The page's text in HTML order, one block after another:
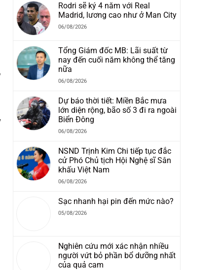
Rodri sẽ ký 4 năm với Real
Madrid, lương cao như ở Man City
06/08/2026
Tổng Giám đốc MB: Lãi suất từ
nay đến cuối năm không thể tăng
nữa
06/08/2026
Dự báo thời tiết: Miền Bắc mưa
lớn diện rộng, bão số 3 đi ra ngoài
Biển Đông
06/08/2026
NSND Trịnh Kim Chi tiếp tục đắc
cử Phó Chủ tịch Hội Nghệ sĩ Sân
khấu Việt Nam
06/08/2026
Sạc nhanh hại pin đến mức nào?
05/08/2026
Nghiên cứu mới xác nhận nhiều
người vứt bỏ phần bổ dưỡng nhất
của quả cam